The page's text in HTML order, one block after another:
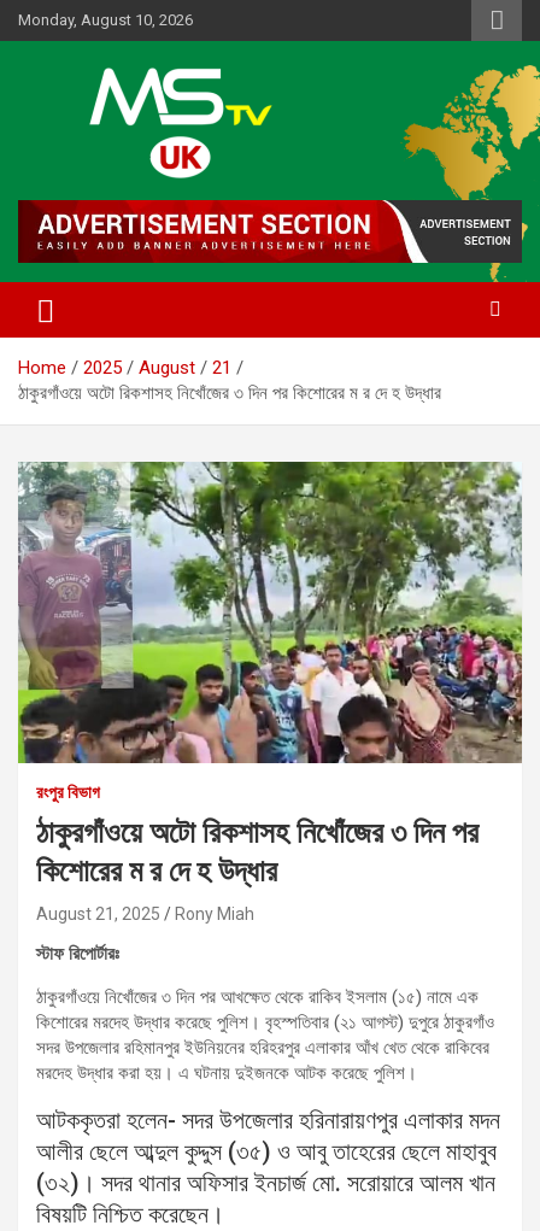
Skip
to
Monday, August 10, 2026
MSTV UK
Home 2025 August
21
ঠাকুরগাঁওয়ে অটো রিকশাসহ নিখোঁজের ৩ দিন পর কিশোরের ম র দে হ উদ্ধার
রংপুর বিভাগ
ঠাকুরগাঁওয়ে অটো রিকশাসহ নিখোঁজের ৩ দিন পর
কিশোরের ম র দে হ উদ্ধার
August 21, 2025 Rony Miah
স্টাফ রিপোর্টারঃ
ঠাকুরগাঁওয়ে নিখোঁজের ৩ দিন পর আখক্ষেত থেকে রাকিব ইসলাম (১৫) নামে এক
কিশোরের মরদেহ উদ্ধার করেছে পুলিশ। বৃহস্পতিবার (২১ আগস্ট) দুপুরে ঠাকুরগাঁও
সদর উপজেলার রহিমানপুর ইউনিয়নের হরিহরপুর এলাকার আঁখ খেত থেকে রাকিবের
মরদেহ উদ্ধার করা হয়। এ ঘটনায় দুইজনকে আটক করেছে পুলিশ।
আটককৃতরা হলেন- সদর উপজেলার হরিনারায়ণপুর এলাকার মদন
আলীর ছেলে আব্দুল কুদ্দুস (৩৫) ও আবু তাহেরের ছেলে মাহাবুব
(৩২)। সদর থানার অফিসার ইনচার্জ মো. সরোয়ারে আলম খান
বিষয়টি নিশ্চিত করেছেন।